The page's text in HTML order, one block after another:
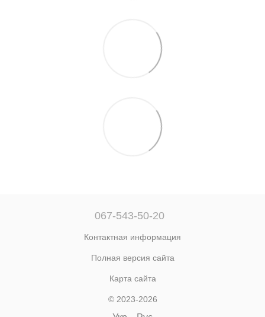
067-543-50-20
Контактная информация
Полная версия сайта
Карта сайта
© 2023-2026